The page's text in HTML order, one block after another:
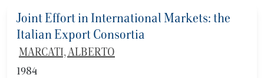
Joint Effort in International Markets: the
Italian Export Consortia
MARCATI, ALBERTO
1984